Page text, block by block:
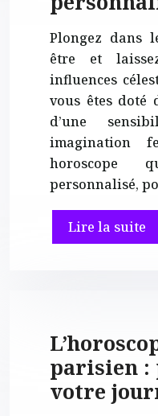
Plongez dans
être et
influences
vous êtes doté
d’une
imagination
horoscope
personnalisé,
Lire la suite
parisien :
votre